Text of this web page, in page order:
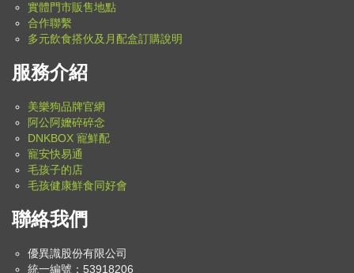
實體門市販售地點
合作聯繫
多元飲食搭伙及月配盒訂購說明
服務介紹
美樂狗品牌官網
阿公阿嬤碎碎念
DNKBOX 寵鮮配
寵安快易通
毛孩子的店
毛孩健康鮮食同好會
聯絡我們
優異識股份有限公司
統一編號：53918206